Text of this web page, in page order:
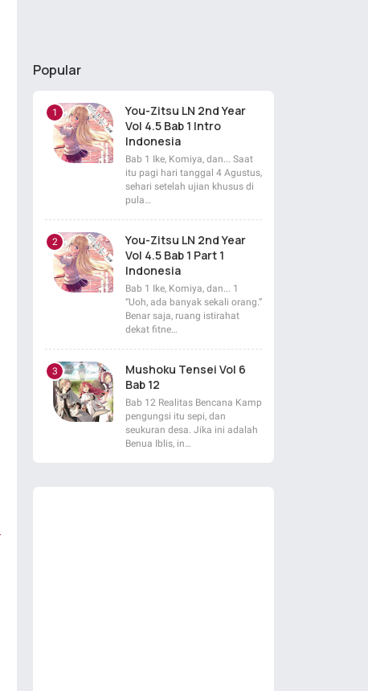
Popular
You-Zitsu LN 2nd Year
Vol 4.5 Bab 1 Intro
Indonesia
Bab 1 Ike, Komiya, dan... Saat
itu pagi hari tanggal 4 Agustus,
sehari setelah ujian khusus di
pula…
You-Zitsu LN 2nd Year
Vol 4.5 Bab 1 Part 1
Indonesia
Bab 1 Ike, Komiya, dan... 1
“Uoh, ada banyak sekali orang.”
Benar saja, ruang istirahat
dekat fitne…
Mushoku Tensei Vol 6
Bab 12
Bab 12 Realitas Bencana Kamp
pengungsi itu sepi, dan
seukuran desa. Jika ini adalah
Benua Iblis, in…